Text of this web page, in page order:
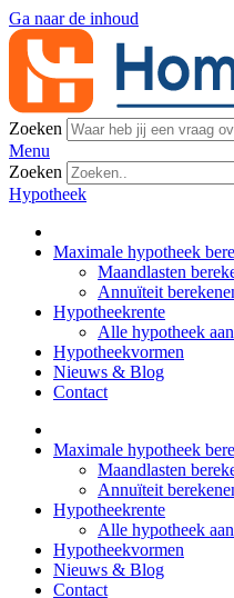
Ga naar de inhoud
Zoeken
Menu
Zoeken
Hypotheek
Maximale hypotheek
Maandlasten
Annuïteit
Hypotheekrente
Alle hypotheek
Hypotheekvormen
Nieuws & Blog
Contact
Maximale hypotheek
Maandlasten
Annuïteit
Hypotheekrente
Alle hypotheek
Hypotheekvormen
Nieuws & Blog
Contact